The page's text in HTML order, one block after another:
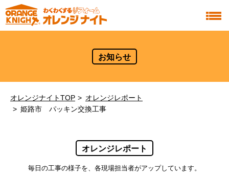
お知らせ
オレンジナイトTOP
オレンジレポート
姫路市 パッキン交換工事
オレンジレポート
毎日の工事の様子を、各現場担当者がアップしています。